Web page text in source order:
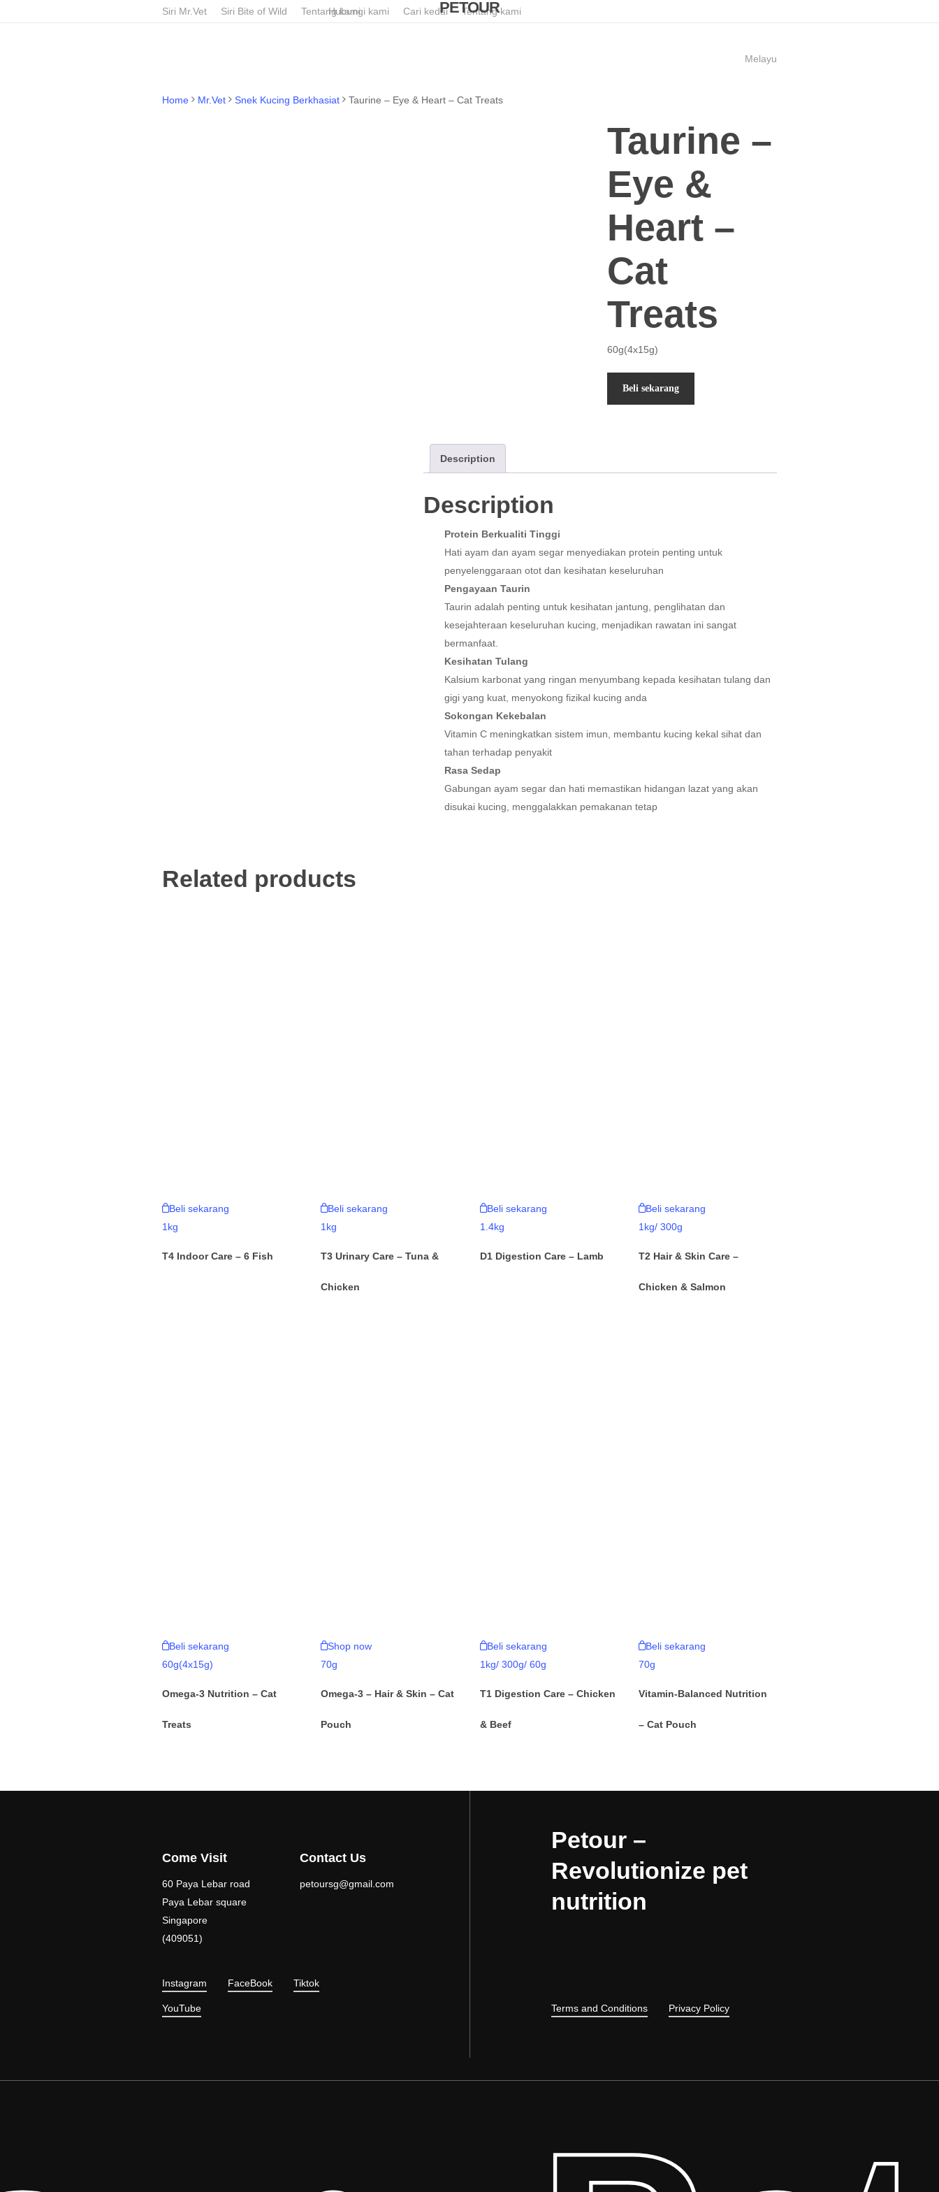
PETOUR
Siri Mr.Vet Siri Bite of Wild Tentang kami
Hubungi kami Cari kedai Tentang kami
Melayu
Home Mr.Vet Snek Kucing Berkhasiat Taurine – Eye & Heart – Cat Treats
Taurine –
Eye &
Heart –
Cat
Treats
60g(4x15g)
Beli sekarang
Description
Description
Protein Berkualiti Tinggi
Hati ayam dan ayam segar menyediakan protein penting untuk
penyelenggaraan otot dan kesihatan keseluruhan
Pengayaan Taurin
Taurin adalah penting untuk kesihatan jantung, penglihatan dan
kesejahteraan keseluruhan kucing, menjadikan rawatan ini sangat
bermanfaat.
Kesihatan Tulang
Kalsium karbonat yang ringan menyumbang kepada kesihatan tulang dan
gigi yang kuat, menyokong fizikal kucing anda
Sokongan Kekebalan
Vitamin C meningkatkan sistem imun, membantu kucing kekal sihat dan
tahan terhadap penyakit
Rasa Sedap
Gabungan ayam segar dan hati memastikan hidangan lazat yang akan
disukai kucing, menggalakkan pemakanan tetap
Related products
Beli sekarang
1kg
T4 Indoor Care – 6 Fish
Beli sekarang
1kg
T3 Urinary Care – Tuna &
Chicken
Beli sekarang
1.4kg
D1 Digestion Care – Lamb
Beli sekarang
1kg/ 300g
T2 Hair & Skin Care –
Chicken & Salmon
Beli sekarang
60g(4x15g)
Omega-3 Nutrition – Cat
Treats
Shop now
70g
Omega-3 – Hair & Skin – Cat
Pouch
Beli sekarang
1kg/ 300g/ 60g
T1 Digestion Care – Chicken
& Beef
Beli sekarang
70g
Vitamin-Balanced Nutrition
– Cat Pouch
Come Visit
60 Paya Lebar road
Paya Lebar square
Singapore
(409051)
Contact Us
petoursg@gmail.com
Instagram FaceBook Tiktok
YouTube
Petour –
Revolutionize pet
nutrition
Terms and Conditions Privacy Policy